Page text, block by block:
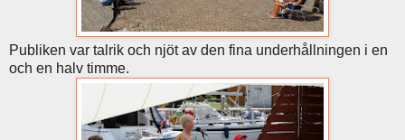
Publiken var talrik och njöt av den fina underhållningen i en
och en halv timme.